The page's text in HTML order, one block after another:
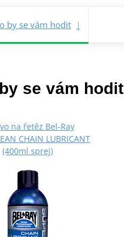
by se vám hodit
se vám hodit
na řetěz Bel-Ray
CHAIN LUBRICANT
(400ml sprej)